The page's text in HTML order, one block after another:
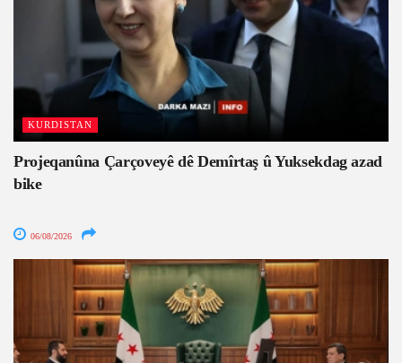
KURDISTAN
Projeqanûna Çarçoveyê dê Demîrtaş û Yuksekdag azad
bike
06/08/2026